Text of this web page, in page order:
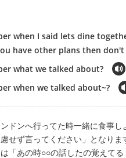
when I said lets dine
have other plans then
what we talked about?
when we talked about~?
ドンへ行ってた時一緒に食事
せず言ってください」となり
「あの時○○の話したの覚えてる